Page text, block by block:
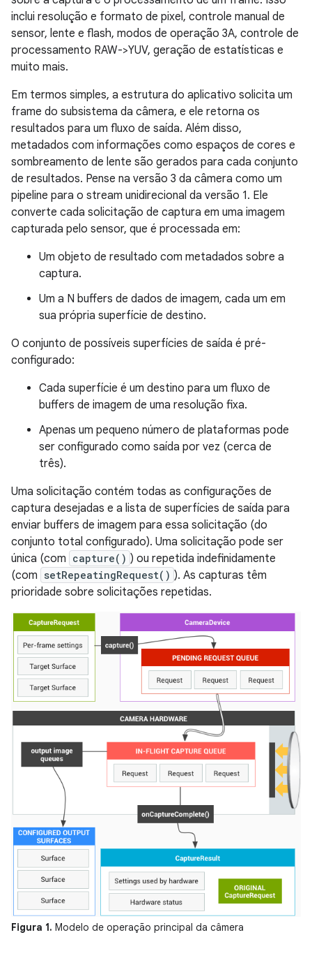
inclui resolução e formato de pixel, controle manual de
sensor, lente e flash, modos de operação 3A, controle de
processamento RAW->YUV, geração de estatísticas e
muito mais.
Em termos simples, a estrutura do aplicativo solicita um
frame do subsistema da câmera, e ele retorna os
resultados para um fluxo de saída. Além disso,
metadados com informações como espaços de cores e
sombreamento de lente são gerados para cada conjunto
de resultados. Pense na versão 3 da câmera como um
pipeline para o stream unidirecional da versão 1. Ele
converte cada solicitação de captura em uma imagem
capturada pelo sensor, que é processada em:
Um objeto de resultado com metadados sobre a
captura.
Um a N buffers de dados de imagem, cada um em
sua própria superfície de destino.
O conjunto de possíveis superfícies de saída é pré-
configurado:
Cada superfície é um destino para um fluxo de
buffers de imagem de uma resolução fixa.
Apenas um pequeno número de plataformas pode
ser configurado como saída por vez (cerca de
três).
Uma solicitação contém todas as configurações de
captura desejadas e a lista de superfícies de saída para
enviar buffers de imagem para essa solicitação (do
conjunto total configurado). Uma solicitação pode ser
única (com capture() ) ou repetida indefinidamente
(com setRepeatingRequest() ). As capturas têm
prioridade sobre solicitações repetidas.
Figura 1. Modelo de operação principal da câmera